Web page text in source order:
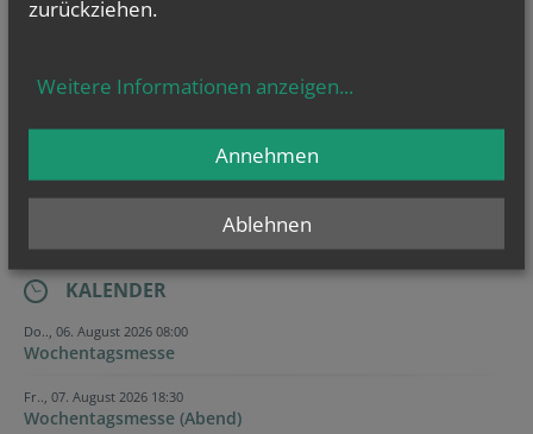
Website
Security token
Tracking ID
Session ID
Homepage
KALENDER
Do.., 06. August 2026 08:00
Wochentagsmesse
Fr.., 07. August 2026 18:30
Wochentagsmesse (Abend)
zurückziehen.
Weitere Informationen anzeigen...
Ablehnen
Annehmen